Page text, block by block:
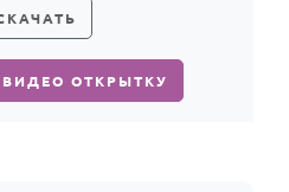
ОТКРЫТКУ